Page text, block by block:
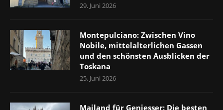
29. Juni 2026
Montepulciano: Zwischen Vino
Nobile, mittelalterlichen Gassen
und den schönsten Ausblicken der
Toskana
25. Juni 2026
Mailand für Geniesser: Die besten